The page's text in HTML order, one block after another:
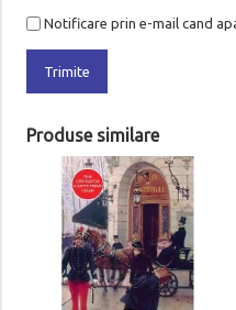
Notificare prin e-mail cand
Trimite
Produse similare